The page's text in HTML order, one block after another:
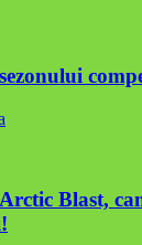
Blast,